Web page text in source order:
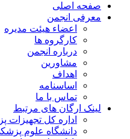
صفحه اصلی
معرفی انجمن
اعضاء هیئت مدیره
کارگروه ها
درباره انجمن
مشاورین
اهداف
اساسنامه
تماس با ما
لینک ارگان های مرتبط
اداره کل تجهیزات
دانشگاه علوم